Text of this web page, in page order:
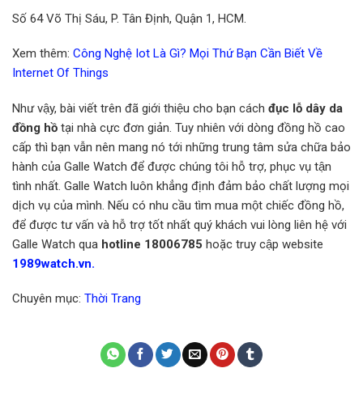
Số 64 Võ Thị Sáu, P. Tân Định, Quận 1, HCM.
Xem thêm: Công Nghệ Iot Là Gì? Mọi Thứ Bạn Cần Biết Về
Internet Of Things
Như vậy, bài viết trên đã giới thiệu cho bạn cách đục lỗ dây da
đồng hồ tại nhà cực đơn giản. Tuy nhiên với dòng đồng hồ cao
cấp thì bạn vẫn nên mang nó tới những trung tâm sửa chữa bảo
hành của Galle Watch để được chúng tôi hỗ trợ, phục vụ tận
tình nhất. Galle Watch luôn khẳng định đảm bảo chất lượng mọi
dịch vụ của mình. Nếu có nhu cầu tìm mua một chiếc đồng hồ,
để được tư vấn và hỗ trợ tốt nhất quý khách vui lòng liên hệ với
Galle Watch qua hotline 18006785 hoặc truy cập website
1989watch.vn.
Chuyên mục: Thời Trang